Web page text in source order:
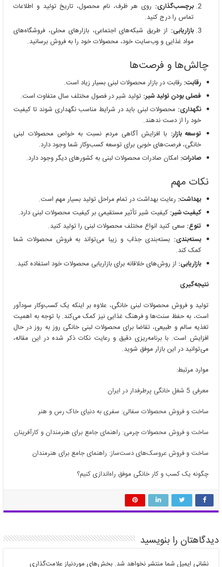
برچسب‌گذاری: روی هر ظرف، نام محصول، تاریخ تولید و اطلاعات
تماس را درج کنید.
بازاریابی: از طریق شبکه‌های اجتماعی، بازارهای محلی، فروشگاه‌های
مواد غذایی و وب‌سایت خود، محصولات خود را به فروش برسانید.
چالش‌ها و فرصت‌ها
رقابت: رقابت در بازار محصولات لبنی بسیار زیاد است.
فصلی بودن تولید شیر: تولید شیر در فصول مختلف سال متفاوت است.
نگهداری: محصولات لبنی باید در شرایط مناسب نگهداری شوند تا کیفیت
خود را از دست ندهند.
توسعه بازار: با افزایش آگاهی مردم نسبت به خواص محصولات لبنی
خانگی، فرصت‌های خوبی برای توسعه کسب‌وکار شما وجود دارد.
صادرات: امکان صادرات محصولات لبنی به کشورهای دیگر وجود دارد.
نکات مهم
بهداشت: رعایت بهداشت در تمام مراحل تولید بسیار مهم است.
کیفیت شیر: کیفیت شیر تأثیر مستقیمی بر کیفیت محصولات لبنی دارد.
تنوع: سعی کنید انواع مختلف محصولات لبنی را تولید کنید.
بسته‌بندی: بسته‌بندی جذاب و زیبا می‌تواند به فروش محصولات شما
کمک کند.
بازاریابی: از روش‌های خلاقانه برای بازاریابی محصولات خود استفاده کنید.
نتیجه‌گیری
تولید و فروش محصولات لبنی خانگی، علاوه بر اینکه یک کسب‌وکار سودآور
است، به حفظ سنت‌ها و فرهنگ غذایی نیز کمک می‌کند. با توجه به اهمیت
تغذیه سالم و طبیعی، تقاضا برای محصولات لبنی خانگی روز به روز در حال
افزایش است. با برنامه‌ریزی دقیق و رعایت نکات ذکر شده در این مقاله،
می‌توانید در این بازار موفق شوید.
موارد مرتبط:
معرفی 5 شغل خانگی پرطرفدار در ایران
ساخت و فروش محصولات سفالی: سفری به دنیای خاک رس و هنر
ساخت و فروش محصولات چرمی: راهنمای جامع برای هنرمندان و کارآفرینان
ساخت و فروش عروسک‌های دست‌ساز: راهنمای جامع برای هنرمندان
چگونه یک کسب و کار خانگی موفق راه‌اندازی کنیم؟
دیدگاهتان را بنویسید
نشانی ایمیل شما منتشر نخواهد شد. بخش‌های موردنیاز علامت‌گذاری